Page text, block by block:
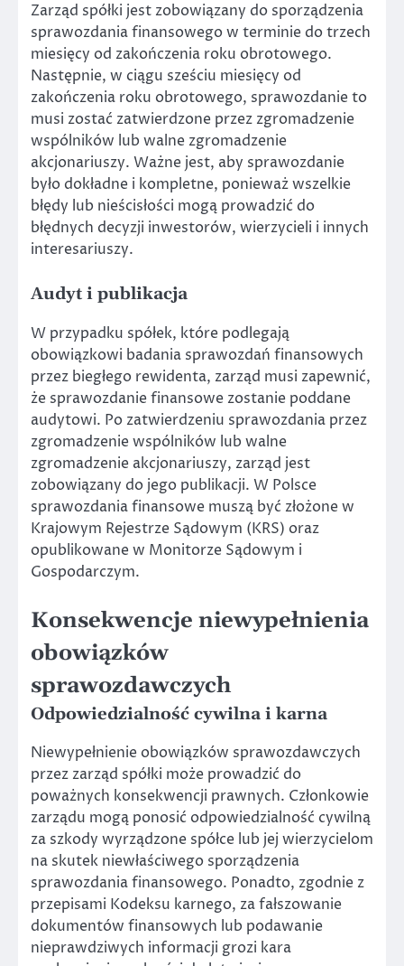
Zarząd spółki jest zobowiązany do sporządzenia
sprawozdania finansowego w terminie do trzech
miesięcy od zakończenia roku obrotowego.
Następnie, w ciągu sześciu miesięcy od
zakończenia roku obrotowego, sprawozdanie to
musi zostać zatwierdzone przez zgromadzenie
wspólników lub walne zgromadzenie
akcjonariuszy. Ważne jest, aby sprawozdanie
było dokładne i kompletne, ponieważ wszelkie
błędy lub nieścisłości mogą prowadzić do
błędnych decyzji inwestorów, wierzycieli i innych
interesariuszy.
Audyt i publikacja
W przypadku spółek, które podlegają
obowiązkowi badania sprawozdań finansowych
przez biegłego rewidenta, zarząd musi zapewnić,
że sprawozdanie finansowe zostanie poddane
audytowi. Po zatwierdzeniu sprawozdania przez
zgromadzenie wspólników lub walne
zgromadzenie akcjonariuszy, zarząd jest
zobowiązany do jego publikacji. W Polsce
sprawozdania finansowe muszą być złożone w
Krajowym Rejestrze Sądowym (KRS) oraz
opublikowane w Monitorze Sądowym i
Gospodarczym.
Konsekwencje niewypełnienia
obowiązków
sprawozdawczych
Odpowiedzialność cywilna i karna
Niewypełnienie obowiązków sprawozdawczych
przez zarząd spółki może prowadzić do
poważnych konsekwencji prawnych. Członkowie
zarządu mogą ponosić odpowiedzialność cywilną
za szkody wyrządzone spółce lub jej wierzycielom
na skutek niewłaściwego sporządzenia
sprawozdania finansowego. Ponadto, zgodnie z
przepisami Kodeksu karnego, za fałszowanie
dokumentów finansowych lub podawanie
nieprawdziwych informacji grozi kara